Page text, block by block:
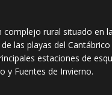
complejo rural situado en
las playas del
estaciones de
y Fuentes de Invierno.